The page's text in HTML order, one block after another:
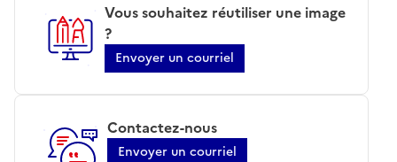
Vous souhaitez réutiliser une image
?
Envoyer un courriel
Contactez-nous
Envoyer un courriel